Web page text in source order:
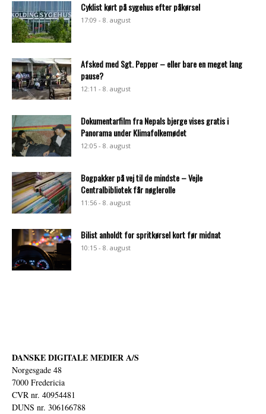
Cyklist kørt på sygehus efter påkørsel
17:09 - 8. august
Afsked med Sgt. Pepper – eller bare en meget lang
pause?
12:11 - 8. august
Dokumentarfilm fra Nepals bjerge vises gratis i
Panorama under Klimafolkemødet
12:05 - 8. august
Bogpakker på vej til de mindste – Vejle
Centralbibliotek får nøglerolle
11:56 - 8. august
Bilist anholdt for spritkørsel kort før midnat
10:15 - 8. august
DANSKE DIGITALE MEDIER A/S
Norgesgade 48
7000 Fredericia
CVR nr. 40954481
DUNS nr. 306166788